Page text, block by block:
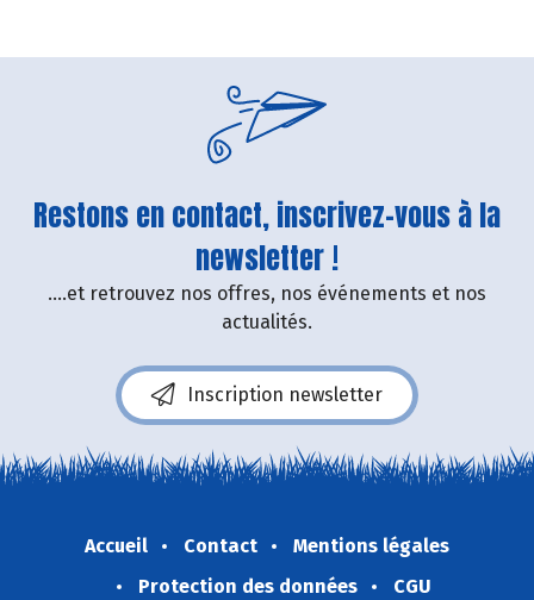
Restons en contact, inscrivez-vous à la
newsletter !
....et retrouvez nos offres, nos événements et nos
actualités.
Inscription newsletter
Accueil Contact
Mentions légales
Protection des données
CGU